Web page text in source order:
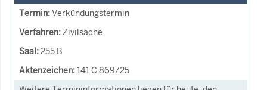
Verkündungstermin
Zivilsache
255 B
141 C 869/25